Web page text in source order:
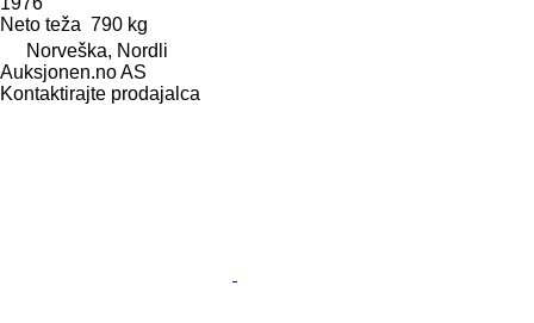
Neto teža 790 kg
Norveška, Nordli
Auksjonen.no AS
Kontaktirajte prodajalca